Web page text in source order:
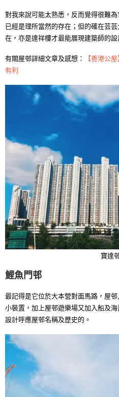
對我來說可能太熟悉，反而覺得很難
已經是理所當然的存在；但的確在芸
在，亦是達祥樓才最能展現建築師的設
有關屋邨詳細文章及感想：
【香港公
有利
寶達
鯉魚門邨
最記得是它位於大本營對面馬路，屋
小裝置，加上屋邨遊樂場又加入船及
設計呼應屋邨名稱及歷史的。